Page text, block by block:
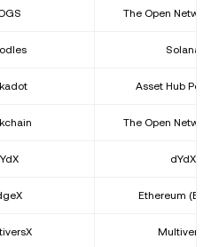
The Open
Solana
Asset Hub
The Open
dYdX
Ethereum
MultiversX